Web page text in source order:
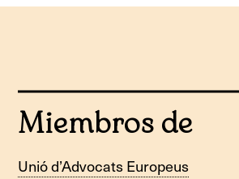
Miembros de
Unió d’Advocats Europeus